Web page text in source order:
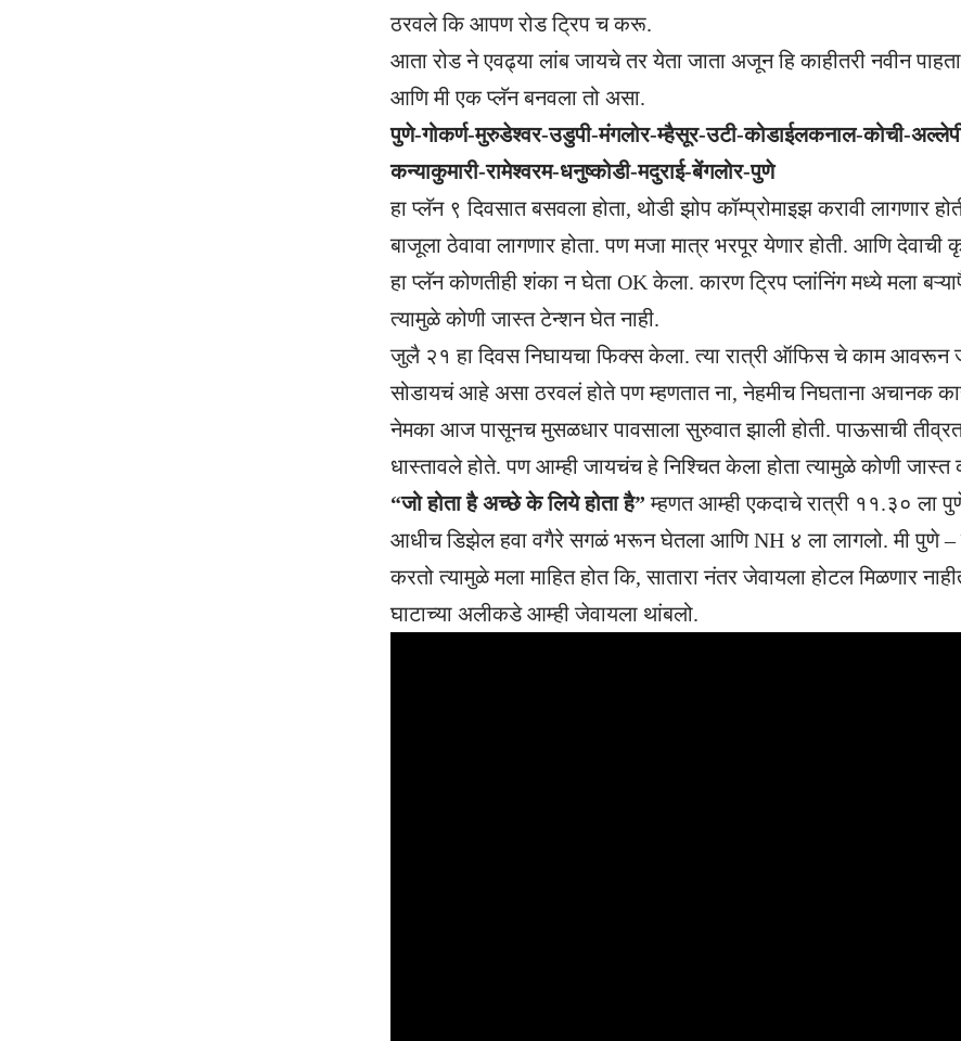
ठरवले कि आपण रोड ट्रिप च करू.
आता रोड ने एवढ्या लांब जायचे तर येता जाता अजून हि काहीतरी नवीन
आणि मी एक प्लॅन बनवला तो असा.
पुणे-गोकर्ण-मुरुडेश्वर-उडुपी-मंगलोर-म्हैसूर-उटी-कोडाईलकनाल-कोची-
कन्याकुमारी-रामेश्वरम-धनुष्कोडी-मदुराई-बेंगलोर-पुणे
हा प्लॅन ९ दिवसात बसवला होता, थोडी झोप कॉम्प्रोमाइझ करावी लागणार
बाजूला ठेवावा लागणार होता. पण मजा मात्र भरपूर येणार होती. आणि देवाची
हा प्लॅन कोणतीही शंका न घेता OK केला. कारण ट्रिप प्लांनिंग मध्ये मला
त्यामुळे कोणी जास्त टेन्शन घेत नाही.
जुलै २१ हा दिवस निघायचा फिक्स केला. त्या रात्री ऑफिस चे काम
सोडायचं आहे असा ठरवलं होते पण म्हणतात ना, नेहमीच निघताना अचानक
नेमका आज पासूनच मुसळधार पावसाला सुरुवात झाली होती. पाऊसाची
धास्तावले होते. पण आम्ही जायचंच हे निश्चित केला होता त्यामुळे कोणी जास्त
“जो होता है अच्छे के लिये होता है” म्हणत आम्ही एकदाचे रात्री ११.३० ला
आधीच डिझेल हवा वगैरे सगळं भरून घेतला आणि NH ४ ला लागलो. मी पुणे –
करतो त्यामुळे मला माहित होत कि, सातारा नंतर जेवायला होटल मिळणार
घाटाच्या अलीकडे आम्ही जेवायला थांबलो.